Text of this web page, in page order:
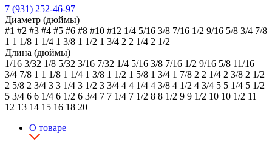
7 (931) 252-46-97
Диаметр (дюймы)
#1 #2 #3 #4 #5 #6 #8 #10 #12 1/4 5/16 3/8 7/16 1/2 9/16 5/8 3/4 7/8
1 1 1/8 1 1/4 1 3/8 1 1/2 1 3/4 2 2 1/4 2 1/2
Длина (дюймы)
1/16 3/32 1/8 5/32 3/16 7/32 1/4 5/16 3/8 7/16 1/2 9/16 5/8 11/16
3/4 7/8 1 1 1/8 1 1/4 1 3/8 1 1/2 1 5/8 1 3/4 1 7/8 2 2 1/4 2 3/8 2 1/2
2 5/8 2 3/4 3 3 1/4 3 1/2 3 3/4 4 4 1/4 4 3/8 4 1/2 4 3/4 5 5 1/4 5 1/2
5 3/4 6 6 1/4 6 1/2 6 3/4 7 7 1/4 7 1/2 8 8 1/2 9 9 1/2 10 10 1/2 11
12 13 14 15 16 18 20
О товаре